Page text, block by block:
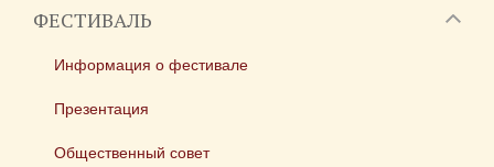
ФЕСТИВАЛЬ
Информация о фестивале
Презентация
Общественный совет